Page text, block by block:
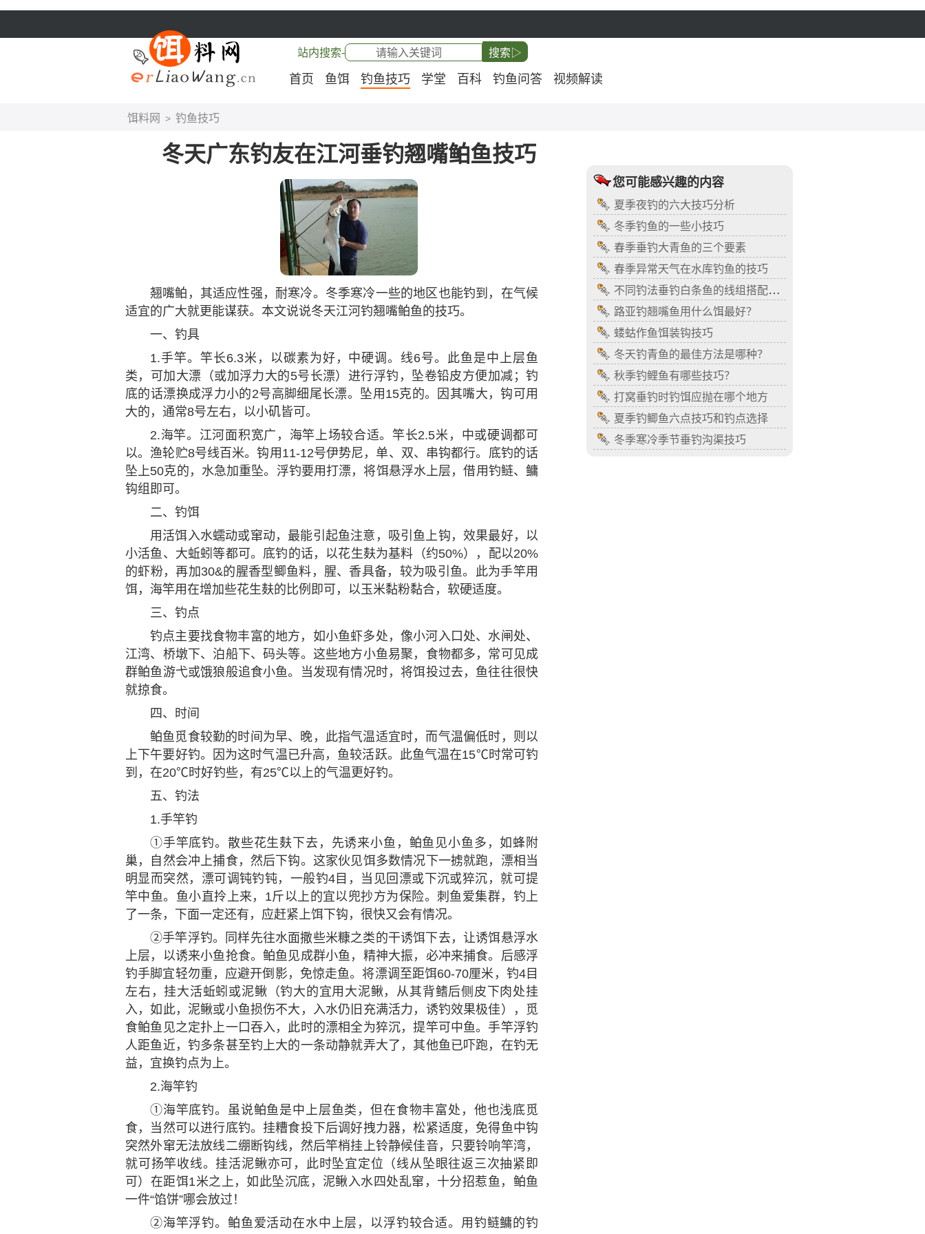
站内搜索- 搜索▷
首页 鱼饵 钓鱼技巧 学堂 百科 钓鱼问答 视频解读
饵料网 > 钓鱼技巧
冬天广东钓友在江河垂钓翘嘴鲌鱼技巧
翘嘴鲌，其适应性强，耐寒冷。冬季寒冷一些的地区也能钓到，在气候
适宜的广大就更能谋获。本文说说冬天江河钓翘嘴鲌鱼的技巧。
一、钓具
1.手竿。竿长6.3米，以碳素为好，中硬调。线6号。此鱼是中上层鱼
类，可加大漂（或加浮力大的5号长漂）进行浮钓，坠卷铅皮方便加减；钓
底的话漂换成浮力小的2号高脚细尾长漂。坠用15克的。因其嘴大，钩可用
大的，通常8号左右，以小矶皆可。
2.海竿。江河面积宽广，海竿上场较合适。竿长2.5米，中或硬调都可
以。渔轮贮8号线百米。钩用11-12号伊势尼，单、双、串钩都行。底钓的话
坠上50克的，水急加重坠。浮钓要用打漂，将饵悬浮水上层，借用钓鲢、鳙
钩组即可。
二、钓饵
用活饵入水蠕动或窜动，最能引起鱼注意，吸引鱼上钩，效果最好，以
小活鱼、大蚯蚓等都可。底钓的话，以花生麸为基料（约50%），配以20%
的虾粉，再加30&的腥香型鲫鱼料，腥、香具备，较为吸引鱼。此为手竿用
饵，海竿用在增加些花生麸的比例即可，以玉米黏粉黏合，软硬适度。
三、钓点
钓点主要找食物丰富的地方，如小鱼虾多处，像小河入口处、水闸处、
江湾、桥墩下、泊船下、码头等。这些地方小鱼易聚，食物都多，常可见成
群鲌鱼游弋或饿狼般追食小鱼。当发现有情况时，将饵投过去，鱼往往很快
就掠食。
四、时间
鲌鱼觅食较勤的时间为早、晚，此指气温适宜时，而气温偏低时，则以
上下午要好钓。因为这时气温已升高，鱼较活跃。此鱼气温在15℃时常可钓
到，在20℃时好钓些，有25℃以上的气温更好钓。
五、钓法
1.手竿钓
①手竿底钓。散些花生麸下去，先诱来小鱼，鲌鱼见小鱼多，如蜂附
巢，自然会冲上捕食，然后下钩。这家伙见饵多数情况下一掳就跑，漂相当
明显而突然，漂可调钝钓钝，一般钓4目，当见回漂或下沉或猝沉，就可提
竿中鱼。鱼小直拎上来，1斤以上的宜以兜抄方为保险。刺鱼爱集群，钓上
了一条，下面一定还有，应赶紧上饵下钩，很快又会有情况。
②手竿浮钓。同样先往水面撒些米糠之类的干诱饵下去，让诱饵悬浮水
上层，以诱来小鱼抢食。鲌鱼见成群小鱼，精神大振，必冲来捕食。后感浮
钓手脚宜轻勿重，应避开倒影，免惊走鱼。将漂调至距饵60-70厘米，钓4目
左右，挂大活蚯蚓或泥鳅（钓大的宜用大泥鳅，从其背鳍后侧皮下肉处挂
入，如此，泥鳅或小鱼损伤不大，入水仍旧充满活力，诱钓效果极佳），觅
食鲌鱼见之定扑上一口吞入，此时的漂相全为猝沉，提竿可中鱼。手竿浮钓
人距鱼近，钓多条甚至钓上大的一条动静就弄大了，其他鱼已吓跑，在钓无
益，宜换钓点为上。
2.海竿钓
①海竿底钓。虽说鲌鱼是中上层鱼类，但在食物丰富处，他也浅底觅
食，当然可以进行底钓。挂糟食投下后调好拽力器，松紧适度，免得鱼中钩
突然外窜无法放线二绷断钩线，然后竿梢挂上铃静候佳音，只要铃响竿湾，
就可扬竿收线。挂活泥鳅亦可，此时坠宜定位（线从坠眼往返三次抽紧即
可）在距饵1米之上，如此坠沉底，泥鳅入水四处乱窜，十分招惹鱼，鲌鱼
一件“馅饼”哪会放过！
②海竿浮钓。鲌鱼爱活动在水中上层，以浮钓较合适。用钓鲢鳙的钓
您可能感兴趣的内容
夏季夜钓的六大技巧分析
冬季钓鱼的一些小技巧
春季垂钓大青鱼的三个要素
春季异常天气在水库钓鱼的技巧
不同钓法垂钓白条鱼的线组搭配技巧
路亚钓翘嘴鱼用什么饵最好？
蝼蛄作鱼饵装钩技巧
冬天钓青鱼的最佳方法是哪种？
秋季钓鲤鱼有哪些技巧？
打窝垂钓时钓饵应抛在哪个地方
夏季钓鲫鱼六点技巧和钓点选择
冬季寒冷季节垂钓沟渠技巧